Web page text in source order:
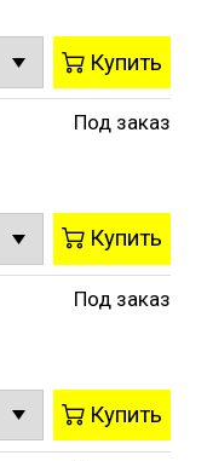
Купить
Под заказ
Купить
Под заказ
Купить